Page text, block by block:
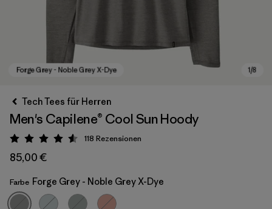
Forge Grey - Noble Grey X-Dye
Tech Tees für Herren
Men's Capilene® Cool Sun Hoody
Bewertung: 4.6 / 5
118 Rezensionen
85,00 €
Farbe Forge Grey - Noble Grey X-Dye